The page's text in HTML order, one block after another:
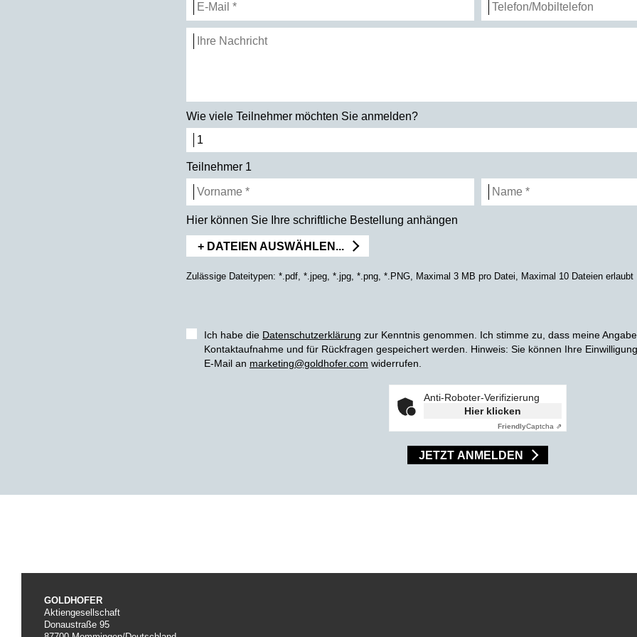
Wie viele Teilnehmer möchten Sie anmelden?
Teilnehmer 1
Hier können Sie Ihre schriftliche Bestellung anhängen
+ DATEIEN AUSWÄHLEN...
Zulässige Dateitypen: *.pdf, *.jpeg, *.jpg, *.png, *.PNG, Maximal 3 MB pro Datei, Maximal 10 Dateien erlaubt
Ich habe die Datenschutzerklärung zur Kenntnis genommen. Ich stimme zu, dass meine
Kontaktaufnahme und für Rückfragen gespeichert werden. Hinweis: Sie können Ihre
E-Mail an marketing@goldhofer.com widerrufen.
Anti-Roboter-Verifizierung
Hier klicken
FriendlyCaptcha ⇗
JETZT ANMELDEN
GOLDHOFER
Aktiengesellschaft
Donaustraße 95